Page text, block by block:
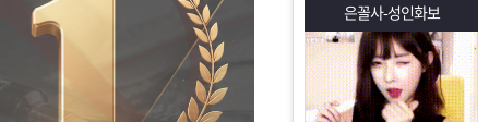
은꼴사-성인화보 은꼴사-성인화보